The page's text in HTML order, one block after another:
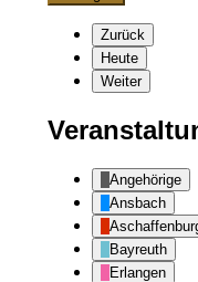
Zurück
Heute
Weiter
Angehörige
Ansbach
Bayreuth
Erlangen